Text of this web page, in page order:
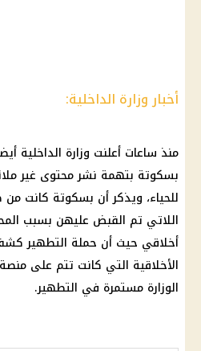
أخبار وزارة الداخلية:
منذ ساعات أعلنت وزارة الداخلية
بسكوتة بتهمة نشر محتوى غير
للحياء، ويذكر أن بسكوتة كانت من
اللاتي تم القبض عليهن بسبب
أخلاقي حيث أن حملة التطهير
الأخلاقية التي كانت تتم على منصة
الوزارة مستمرة في التطهير.